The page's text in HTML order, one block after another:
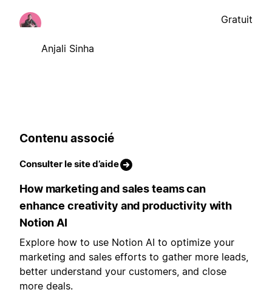
Anjali Sinha
Gratuit
Contenu associé
Consulter le site d’aide
How marketing and sales teams can
enhance creativity and productivity with
Notion AI
Explore how to use Notion AI to optimize your
marketing and sales efforts to gather more leads,
better understand your customers, and close
more deals.